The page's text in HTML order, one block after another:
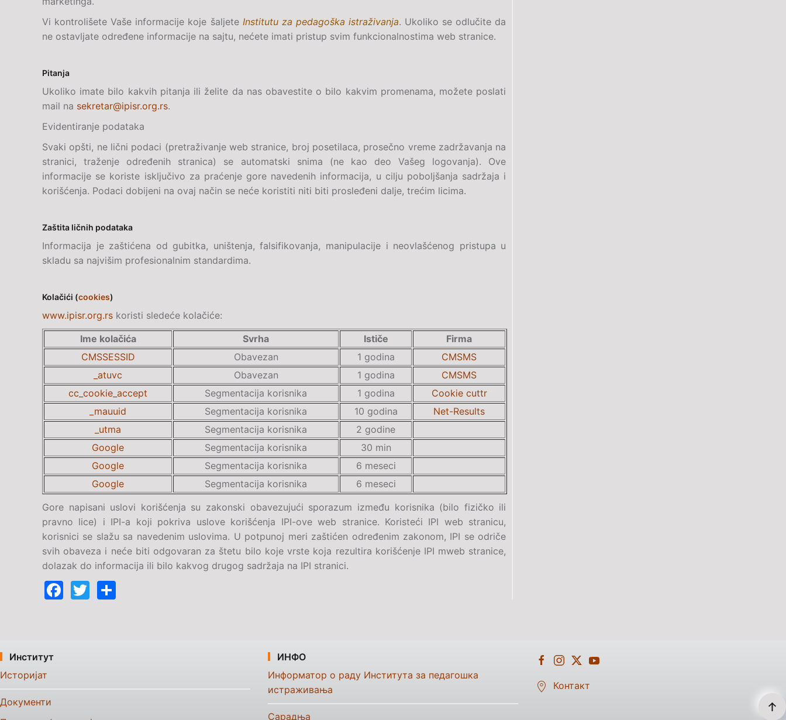
Vi kontrolišete Vaše informacije koje šaljete Institutu za pedagoška istraživanja. Ukoliko se odlučite da
ne ostavljate određene informacije na sajtu, nećete imati pristup svim funkcionalnostima web stranice.
Pitanja
Ukoliko imate bilo kakvih pitanja ili želite da nas obavestite o bilo kakvim promenama, možete poslati
mail na sekretar@ipisr.org.rs.
Evidentiranje podataka
Svaki opšti, ne lični podaci (pretraživanje web stranice, broj posetilaca, prosečno vreme zadržavanja na
stranici, traženje određenih stranica) se automatski snima (ne kao deo Vašeg logovanja). Ove
informacije se koriste isključivo za praćenje gore navedenih informacija, u cilju poboljšanja sadržaja i
korišćenja. Podaci dobijeni na ovaj način se neće koristiti niti biti prosleđeni dalje, trećim licima.
Zaštita ličnih podataka
Informacija je zaštićena od gubitka, uništenja, falsifikovanja, manipulacije i neovlašćenog pristupa u
skladu sa najvišim profesionalnim standardima.
Kolačići (cookies)
www.ipisr.org.rs koristi sledeće kolačiće:
Ime kolačića
Svrha Ističe
Firma
CMSSESSID
Obavezan 1 godina
CMSMS
_atuvc
Obavezan 1 godina
CMSMS
cc_cookie_accept
Segmentacija korisnika 1 godina
Cookie cuttr
_mauuid
Segmentacija korisnika 10 godina
Net-Results
_utma
Segmentacija korisnika
2 godine
Google
Segmentacija korisnika
30 min
Google
Segmentacija korisnika
6 meseci
Google
Segmentacija korisnika
6 meseci
Gore napisani uslovi korišćenja su zakonski obavezujući sporazum između korisnika (bilo fizičko ili
pravno lice) i IPI-a koji pokriva uslove korišćenja IPI-ove web stranice. Koristeći IPI web stranicu,
korisnici se slažu sa navedenim uslovima. U potpunoj meri zaštićen određenim zakonom, IPI se odriče
svih obaveza i neće biti odgovaran za štetu bilo koje vrste koja rezultira korišćenje IPI mweb stranice,
dolazak do informacija ili bilo kakvog drugog sadržaja na IPI stranici.
Facebook
Twitter
Институт
Историјат
Документи
ИНФО
Информатор о раду Института за педагошка
истраживања
Сарадња
Контакт